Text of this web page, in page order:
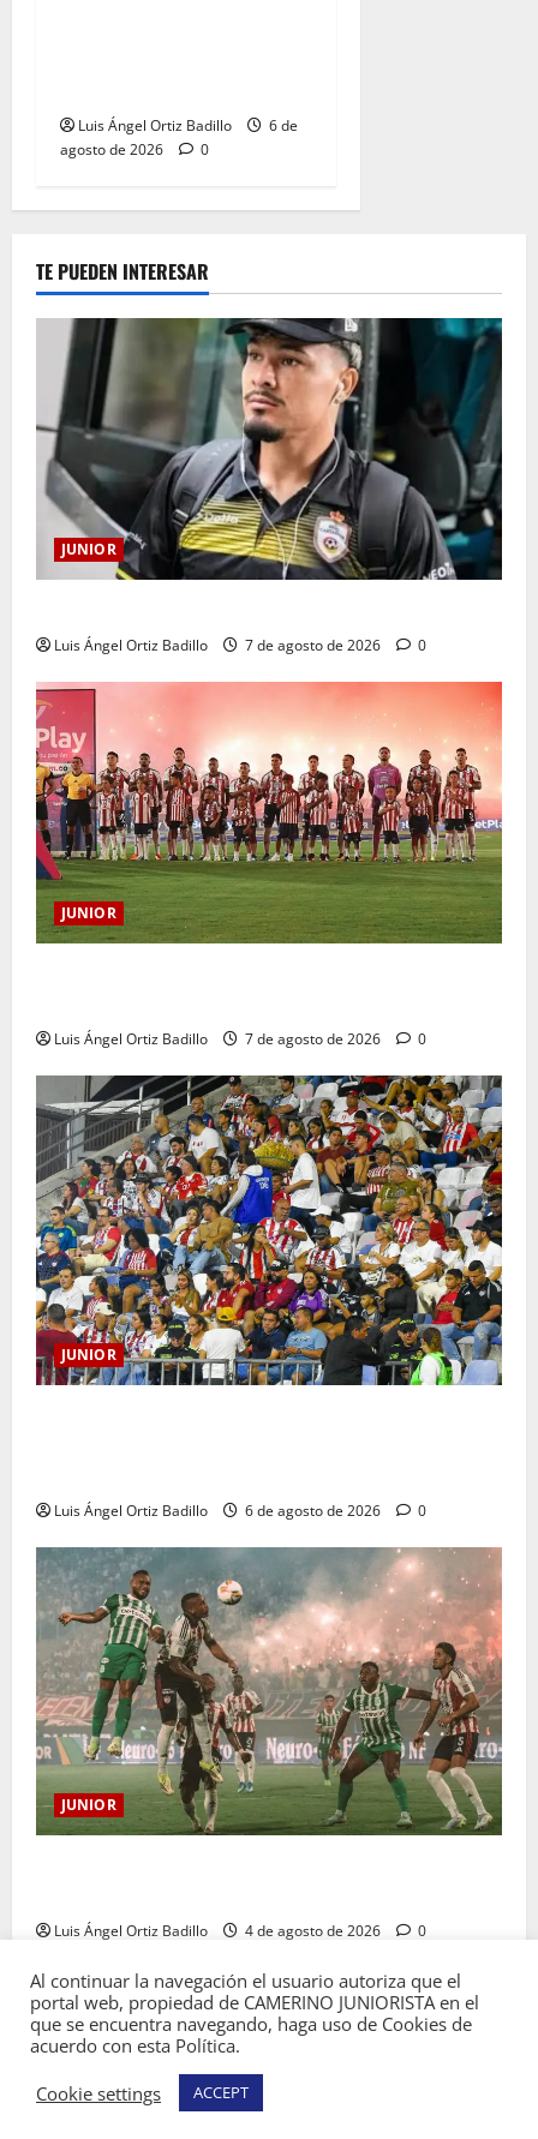
Luis Ángel Ortiz Badillo
6 de
agosto de 2026
0
TE PUEDEN INTERESAR
JUNIOR
Luis Ángel Ortiz Badillo 7 de agosto de 2026 0
JUNIOR
Luis Ángel Ortiz Badillo 7 de agosto de 2026 0
JUNIOR
Luis Ángel Ortiz Badillo 6 de agosto de 2026 0
JUNIOR
Luis Ángel Ortiz Badillo 4 de agosto de 2026 0
Copyright © Todos los derechos reservados
Camerino Juniorista.|MoreNews
Al continuar la navegación el usuario autoriza que el
portal web, propiedad de CAMERINO JUNIORISTA en el
que se encuentra navegando, haga uso de Cookies de
acuerdo con esta Política.
Cookie settings
ACCEPT